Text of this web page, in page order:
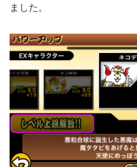
ました。